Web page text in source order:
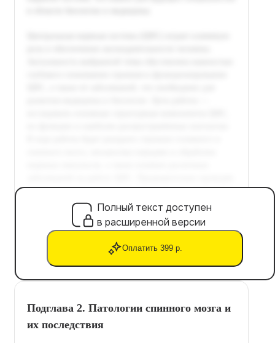
Полный текст доступен
в расширенной версии
Оплатить 399 р.
Подглава 2. Патологии спинного мозга и
их последствия